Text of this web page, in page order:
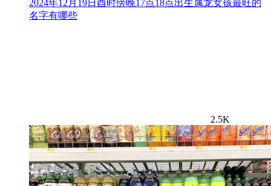
2024年12月19日酉时傍晚17点18点出生属龙女孩最旺的
名字有哪些
2.5K